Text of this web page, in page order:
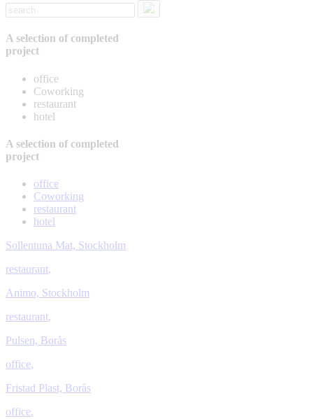
A selection of completed
project
office
Coworking
restaurant
hotel
A selection of completed
project
office
Coworking
restaurant
hotel
Sollentuna Mat, Stockholm
restaurant,
Animo, Stockholm
restaurant,
Pulsen, Borås
office,
Fristad Plast, Borås
office,